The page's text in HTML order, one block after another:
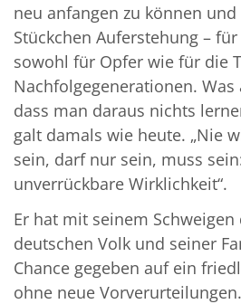
neu anfangen zu können
Stückchen Auferstehung –
sowohl für Opfer wie für die
Nachfolgegenerationen.
dass man daraus nichts
galt damals wie heute. „Nie
sein, darf nur sein, muss
unverrückbare Wirklichkeit“.
Er hat mit seinem
deutschen Volk und seiner
Chance gegeben auf ein
ohne neue